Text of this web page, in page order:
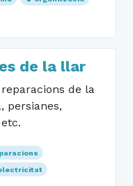
de la llar
de la
persianes,